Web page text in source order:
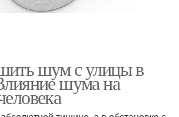
шум с улицы в
шума на